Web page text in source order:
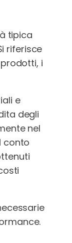
tipica
riferisce
i
e
degli
nel
conto